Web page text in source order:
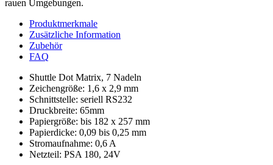
rauen Umgebungen.
Produktmerkmale
Zusätzliche Information
Zubehör
FAQ
Shuttle Dot Matrix, 7 Nadeln
Zeichengröße: 1,6 x 2,9 mm
Schnittstelle: seriell RS232
Druckbreite: 65mm
Papiergröße: bis 182 x 257 mm
Papierdicke: 0,09 bis 0,25 mm
Stromaufnahme: 0,6 A
Netzteil: PSA 180, 24V